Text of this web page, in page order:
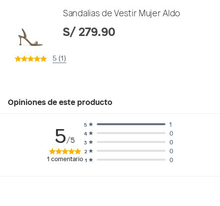
r
Sandalias de Vestir Mujer Aldo
S/ 279.90
5 (1)
Opiniones de este producto
5/5
1 comentario 1 0
2 0
3 0
4 0
5 1